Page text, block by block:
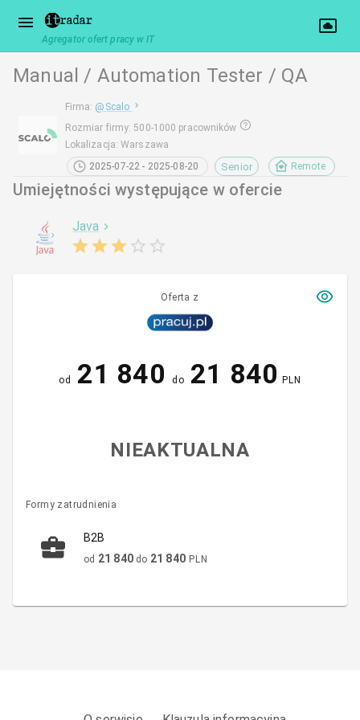
Agregator ofert pracy w IT
Manual / Automation Tester / QA
Firma: @ Scalo
Rozmiar firmy: 500-1000 pracowników
Lokalizacja:Warszawa
2025-07-22 - 2025-08-20
Senior Remote
Umiejętności występujące w ofercie
Java
Oferta z
od 21 840 do 21 840 PLN
NIEAKTUALNA
Formy zatrudnienia
B2B
od 21 840 do 21 840 PLN